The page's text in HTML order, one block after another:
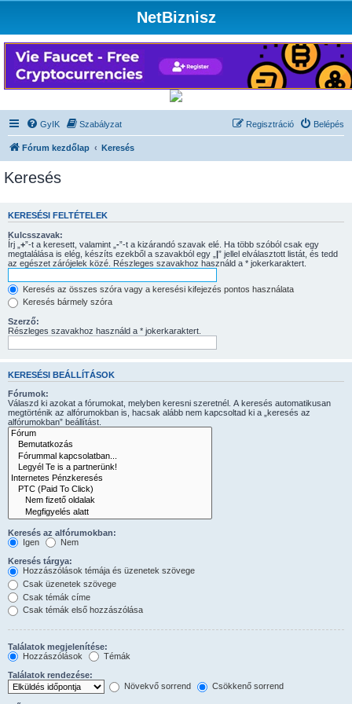
NetBiznisz
GyIK Szabályzat Belépés
Regisztráció
Fórum kezdőlap Keresés
Keresés
KERESÉSI FELTÉTELEK
Kulcsszavak:
Írj „ +”-t a keresett, valamint „ -”-t a kizárandó szavak elé. Ha több szóból csak egy
megtalálása is elég, készíts ezekből a szavakból egy „ |” jellel elválasztott listát, és tedd
az egészet zárójelek közé. Részleges szavakhoz használd a * jokerkaraktert.
Keresés az összes szóra vagy a keresési kifejezés pontos használata
Keresés bármely szóra
Szerző:
Részleges szavakhoz használd a * jokerkaraktert.
KERESÉSI BEÁLLÍTÁSOK
Fórumok:
Válaszd ki azokat a fórumokat, melyben keresni szeretnél. A keresés automatikusan
megtörténik az alfórumokban is, hacsak alább nem kapcsoltad ki a „keresés az
alfórumokban” beállítást.
Keresés az alfórumokban:
Igen
Nem
Keresés tárgya:
Hozzászólások témája és üzenetek szövege
Csak üzenetek szövege
Csak témák címe
Csak témák első hozzászólása
Találatok megjelenítése:
Hozzászólások
Témák
Találatok rendezése:
Növekvő sorrend
Csökkenő sorrend